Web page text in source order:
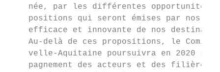
née, par les différentes opportunités
positions qui seront émises par nos
efficace et innovante de nos
Au-delà de ces propositions, le Comité
velle-Aquitaine poursuivra en 2020
pagnement des acteurs et des filières